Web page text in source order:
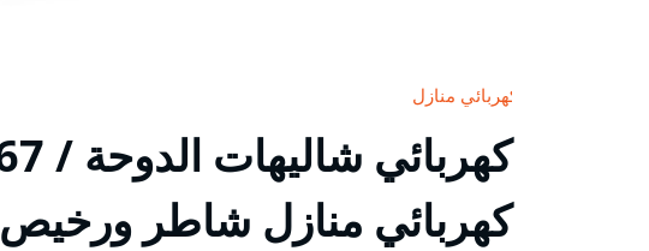
كهربائي منازل
كهربائي منازل شاطر ورخيص